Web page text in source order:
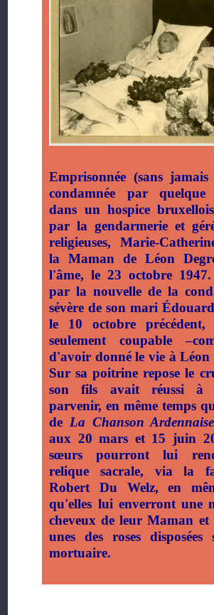
Emprisonnée (sans
condamnée par
dans un hospice
par la gendarmerie et
religieuses, Marie-
la Maman de Léon
l'âme, le 23 octobre 1947.
par la nouvelle de la
sévère de son mari
le 10 octobre précédent,
seulement coupable
d'avoir donné le vie à Léon
Sur sa poitrine repose le
son fils avait réussi à
parvenir, en même temps
de La Chanson Ardennaise
aux 20 mars et 15 juin
sœurs pourront lui
relique sacrale, via la
Robert Du Welz, en
qu'elles lui enverront une
cheveux de leur Maman et
unes des roses
mortuaire.